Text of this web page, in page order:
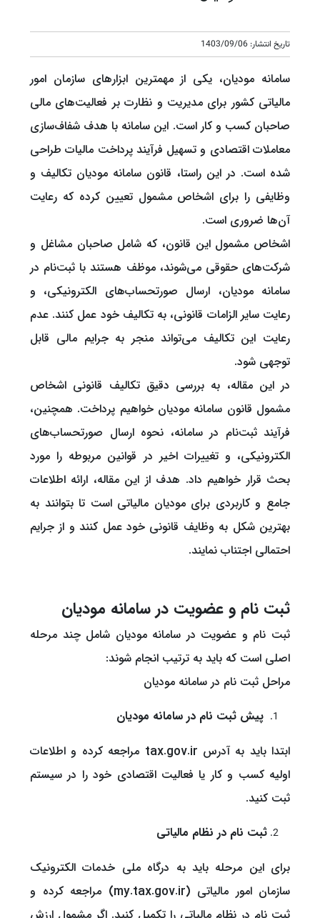
تاریخ انتشار: 1403/09/06
سامانه مودیان، یکی از مهمترین ابزارهای سازمان امور
مالیاتی کشور برای مدیریت و نظارت بر فعالیت‌های مالی
صاحبان کسب و کار است. این سامانه با هدف شفاف‌سازی
معاملات اقتصادی و تسهیل فرآیند پرداخت مالیات طراحی
شده است. در این راستا، قانون سامانه مودیان تکالیف و
وظایفی را برای اشخاص مشمول تعیین کرده که رعایت
آن‌ها ضروری است.
اشخاص مشمول این قانون، که شامل صاحبان مشاغل و
شرکت‌های حقوقی می‌شوند، موظف هستند با ثبت‌نام در
سامانه مودیان، ارسال صورتحساب‌های الکترونیکی، و
رعایت سایر الزامات قانونی، به تکالیف خود عمل کنند. عدم
رعایت این تکالیف می‌تواند منجر به جرایم مالی قابل
توجهی شود.
در این مقاله، به بررسی دقیق تکالیف قانونی اشخاص
مشمول قانون سامانه مودیان خواهیم پرداخت. همچنین،
فرآیند ثبت‌نام در سامانه، نحوه ارسال صورتحساب‌های
الکترونیکی، و تغییرات اخیر در قوانین مربوطه را مورد
بحث قرار خواهیم داد. هدف از این مقاله، ارائه اطلاعات
جامع و کاربردی برای مودیان مالیاتی است تا بتوانند به
بهترین شکل به وظایف قانونی خود عمل کنند و از جرایم
احتمالی اجتناب نمایند.
ثبت نام و عضویت در سامانه مودیان
ثبت نام و عضویت در سامانه مودیان شامل چند مرحله
اصلی است که باید به ترتیب انجام شوند:
مراحل ثبت نام در سامانه مودیان
پیش ثبت نام در سامانه مودیان
ابتدا باید به آدرس tax.gov.ir مراجعه کرده و اطلاعات
اولیه کسب و کار یا فعالیت اقتصادی خود را در سیستم
ثبت کنید.
ثبت نام در نظام مالیاتی
برای این مرحله باید به درگاه ملی خدمات الکترونیک
سازمان امور مالیاتی (my.tax.gov.ir) مراجعه کرده و